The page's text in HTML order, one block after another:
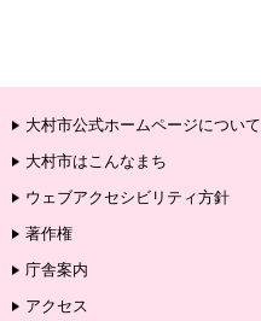
大村市公式ホームページについて
大村市はこんなまち
ウェブアクセシビリティ方針
著作権
庁舎案内
アクセス